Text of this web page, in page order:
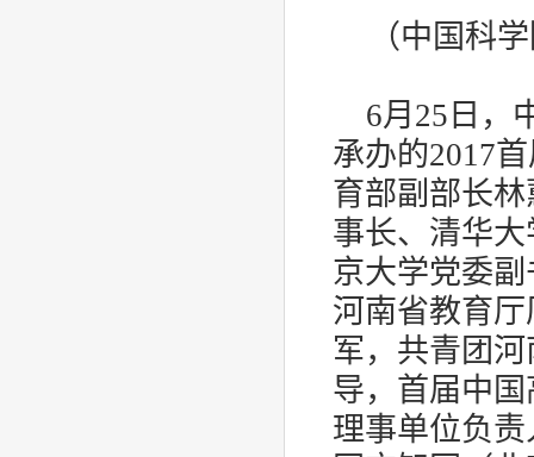
（中国科
6月 25 日，
承办的2017
育部副部长
事长、清华
京大学党委
河南省教育
军，共青团
导，首届中
理事单位负